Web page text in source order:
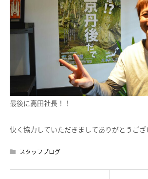
最後に高田社長！！
快く協力していただきましてありがとうござ
スタッフブログ